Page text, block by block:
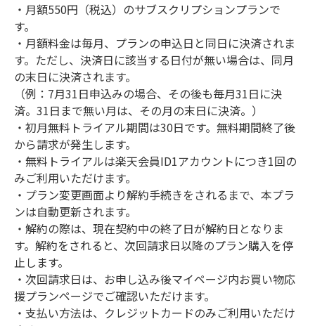
・月額550円（税込）のサブスクリプションプランで
す。
・月額料金は毎月、プランの申込日と同日に決済されま
す。ただし、決済日に該当する日付が無い場合は、同月
の末日に決済されます。
（例：7月31日申込みの場合、その後も毎月31日に決
済。31日まで無い月は、その月の末日に決済。）
・初月無料トライアル期間は30日です。無料期間終了後
から請求が発生します。
・無料トライアルは楽天会員ID1アカウントにつき1回の
みご利用いただけます。
・プラン変更画面より解約手続きをされるまで、本プラ
ンは自動更新されます。
・解約の際は、現在契約中の終了日が解約日となりま
す。解約をされると、次回請求日以降のプラン購入を停
止します。
・次回請求日は、お申し込み後マイページ内お買い物応
援プランページでご確認いただけます。
・支払い方法は、クレジットカードのみご利用いただけ